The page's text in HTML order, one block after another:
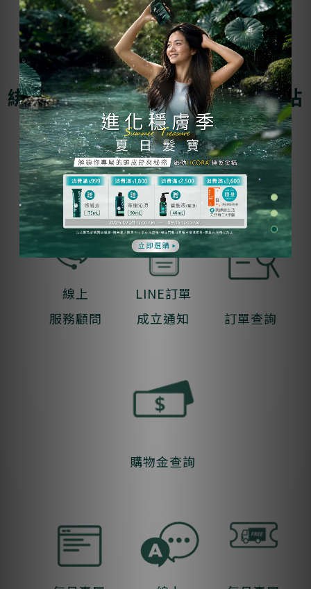
綁定會員獨享尊寵服務 LINE一站
式服務
線上
服務顧問
LINE訂單
成立通知
訂單查詢
購物金查詢